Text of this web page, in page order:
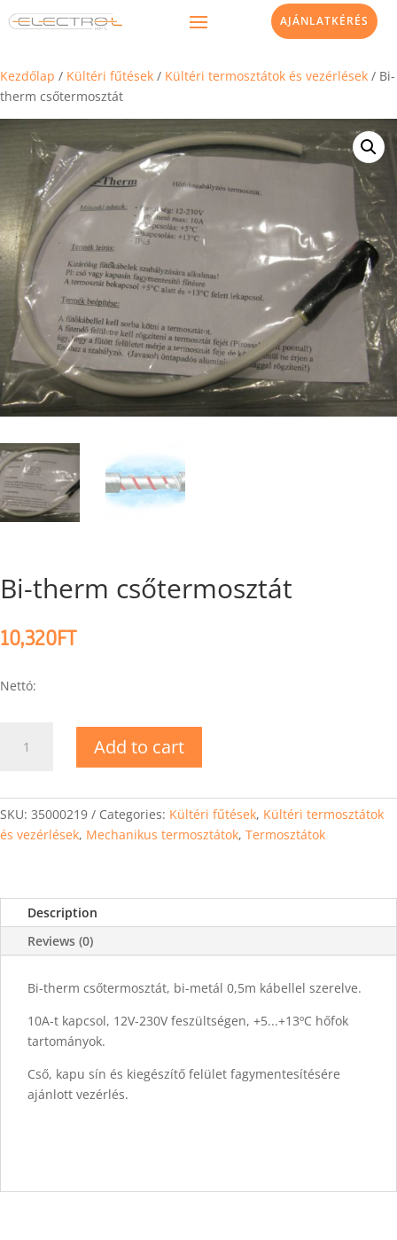
AJÁNLATKÉRÉS
Kezdőlap / Kültéri fűtések / Kültéri termosztátok és vezérlések / Bi-
therm csőtermosztát
Bi-therm csőtermosztát
10,320FT
Nettó:
therm
csőtermosztát
Add to cart
SKU: 35000219 Categories: Kültéri fűtések, Kültéri termosztátok
és vezérlések, Mechanikus termosztátok, Termosztátok
Description
Reviews (0)
Bi-therm csőtermosztát, bi-metál 0,5m kábellel szerelve.
10A-t kapcsol, 12V-230V feszültségen, +5...+13ºC hőfok
tartományok.
Cső, kapu sín és kiegészítő felület fagymentesítésére
ajánlott vezérlés.